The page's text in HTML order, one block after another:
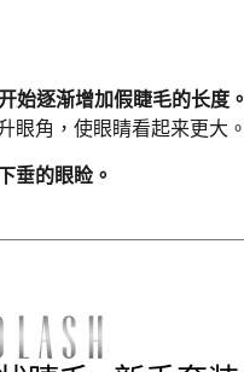
始逐渐增加假睫毛的长度。
眼角，使眼睛看起来更大。
垂的眼睑。